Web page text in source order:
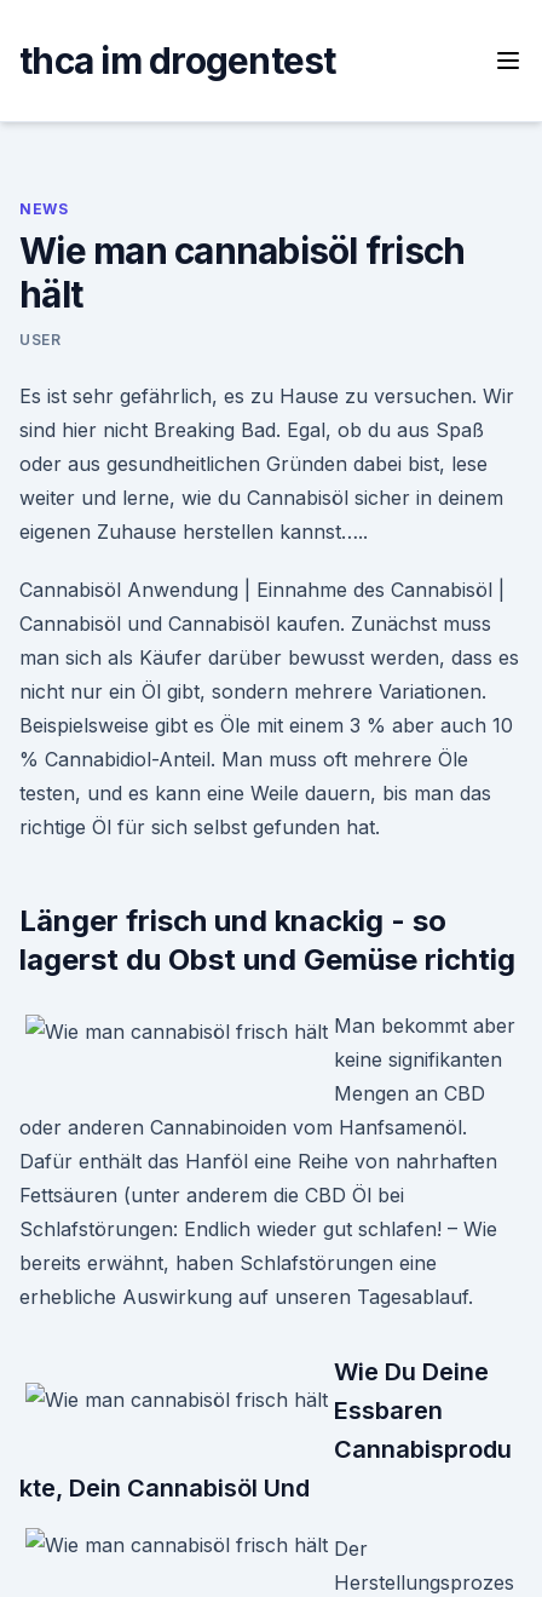
content
thca im drogentest
NEWS
Wie man cannabisöl frisch
hält
USER
Es ist sehr gefährlich, es zu Hause zu versuchen. Wir
sind hier nicht Breaking Bad. Egal, ob du aus Spaß
oder aus gesundheitlichen Gründen dabei bist, lese
weiter und lerne, wie du Cannabisöl sicher in deinem
eigenen Zuhause herstellen kannst…..
Cannabisöl Anwendung | Einnahme des Cannabisöl |
Cannabisöl und Cannabisöl kaufen. Zunächst muss
man sich als Käufer darüber bewusst werden, dass es
nicht nur ein Öl gibt, sondern mehrere Variationen.
Beispielsweise gibt es Öle mit einem 3 % aber auch 10
% Cannabidiol-Anteil. Man muss oft mehrere Öle
testen, und es kann eine Weile dauern, bis man das
richtige Öl für sich selbst gefunden hat.
Länger frisch und knackig - so
lagerst du Obst und Gemüse richtig
Man bekommt aber
keine signifikanten
Mengen an CBD
oder anderen Cannabinoiden vom Hanfsamenöl.
Dafür enthält das Hanföl eine Reihe von nahrhaften
Fettsäuren (unter anderem die CBD Öl bei
Schlafstörungen: Endlich wieder gut schlafen! – Wie
bereits erwähnt, haben Schlafstörungen eine
erhebliche Auswirkung auf unseren Tagesablauf.
Wie Du Deine
Essbaren
Cannabisprodu
kte, Dein Cannabisöl Und
Der
Herstellungsprozes